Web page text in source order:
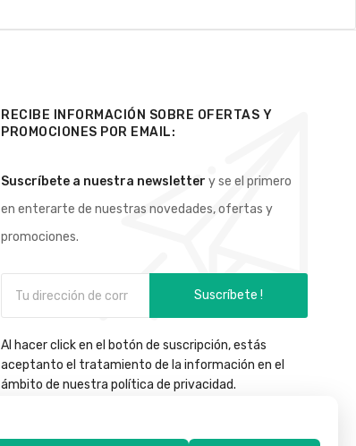
RECIBE INFORMACIÓN SOBRE OFERTAS Y
PROMOCIONES POR EMAIL:
Suscríbete a nuestra newsletter y se el primero
en enterarte de nuestras novedades, ofertas y
promociones.
Suscríbete !
Al hacer click en el botón de suscripción, estás
aceptanto el tratamiento de la información en el
ámbito de nuestra política de privacidad.